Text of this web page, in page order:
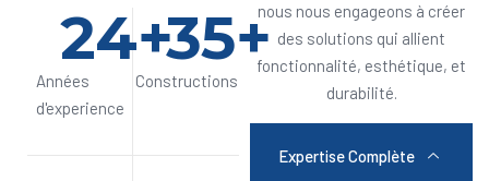
Années
d'experience
24+
Constructions
35+nous nous engageons à créer
des solutions qui allient
fonctionnalité, esthétique, et
durabilité.
Expertise Complète